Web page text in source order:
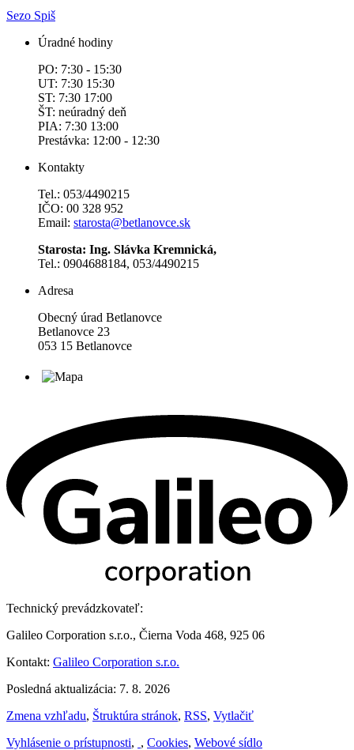
Sezo Spiš
Úradné hodiny
PO: 7:30 - 15:30
UT: 7:30 15:30
ST: 7:30 17:00
ŠT: neúradný deň
PIA: 7:30 13:00
Prestávka: 12:00 - 12:30
Kontakty
Tel.: 053/4490215
IČO: 00 328 952
Email: starosta@betlanovce.sk
Starosta: Ing. Slávka Kremnická,
Tel.: 0904688184, 053/4490215
Adresa
Obecný úrad Betlanovce
Betlanovce 23
053 15 Betlanovce
Technický prevádzkovateľ:
Galileo Corporation s.r.o., Čierna Voda 468, 925 06
Kontakt: Galileo Corporation s.r.o.
Posledná aktualizácia: 7. 8. 2026
Zmena vzhľadu, Štruktúra stránok, RSS, Vytlačiť
Vyhlásenie o prístupnosti, , Cookies, Webové sídlo